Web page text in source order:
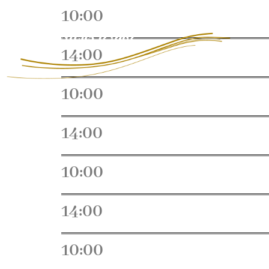
10:00
14:00
10:00
14:00
10:00
14:00
10:00